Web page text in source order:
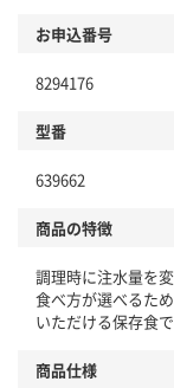
本体
仕組
この商品の環境配
アスクル商品環境
お申込番号
8294176
型番
639662
商品の特徴
調理時に注水量を
食べ方が選べるた
いただける保存食で
商品仕様